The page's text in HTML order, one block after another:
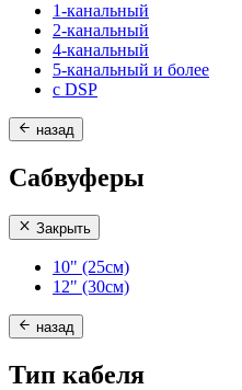
1-канальный
2-канальный
4-канальный
5-канальный и более
с DSP
назад
Сабвуферы
Закрыть
10" (25см)
12" (30см)
назад
Тип кабеля